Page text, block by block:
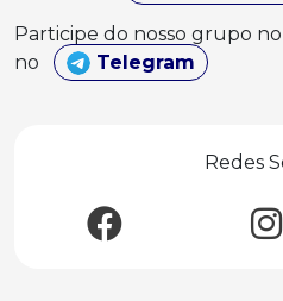
Participe do nosso grupo no
no
Telegram
Redes